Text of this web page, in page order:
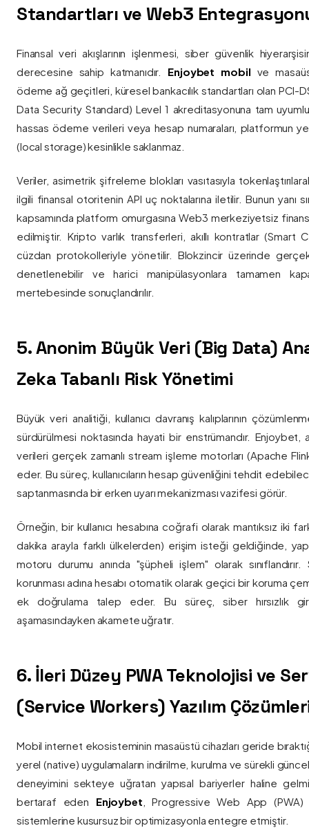
Standartları ve Web3
Finansal veri akışlarının işlenmesi, siber güvenlik
derecesine sahip katmanıdır. Enjoybet mobil ve
ödeme ağ geçitleri, küresel bankacılık standartları olan PCI-
Data Security Standard) Level 1 akreditasyonuna tam
hassas ödeme verileri veya hesap numaraları, platformun
(local storage) kesinlikle saklanmaz.
Veriler, asimetrik şifreleme blokları vasıtasıyla
ilgili finansal otoritenin API uç noktalarına iletilir. Bunun yanı
kapsamında platform omurgasına Web3 merkeziyetsiz
edilmiştir. Kripto varlık transferleri, akıllı kontratlar (Smart
cüzdan protokolleriyle yönetilir. Blokzincir üzerinde
denetlenebilir ve harici manipülasyonlara tamamen
mertebesinde sonuçlandırılır.
5. Anonim Büyük Veri (Big Data)
Zeka Tabanlı Risk Yönetimi
Büyük veri analitiği, kullanıcı davranış kalıplarının
sürdürülmesi noktasında hayati bir enstrümandır. Enjoybet,
verileri gerçek zamanlı stream işleme motorları (Apache Flink
eder. Bu süreç, kullanıcıların hesap güvenliğini tehdit
saptanmasında bir erken uyarı mekanizması vazifesi görür.
Örneğin, bir kullanıcı hesabına coğrafi olarak mantıksız iki
dakika arayla farklı ülkelerden) erişim isteği geldiğinde,
motoru durumu anında "şüpheli işlem" olarak sınıflandırır.
korunması adına hesabı otomatik olarak geçici bir koruma
ek doğrulama talep eder. Bu süreç, siber hırsızlık
aşamasındayken akamete uğratır.
6. İleri Düzey PWA Teknolojisi ve
(Service Workers) Yazılım
Mobil internet ekosisteminin masaüstü cihazları geride
yerel (native) uygulamaların indirilme, kurulma ve sürekli
deneyimini sekteye uğratan yapısal bariyerler haline
bertaraf eden Enjoybet , Progressive Web App (PWA)
sistemlerine kusursuz bir optimizasyonla entegre etmiştir.